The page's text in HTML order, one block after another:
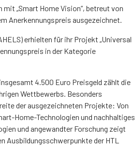
„Smart Home Vision“, betreut von
Anerkennungspreis ausgezeichnet.
erhielten für ihr Projekt „Universal
in der Kategorie
4.500 Euro Preisgeld zählt die
Wettbewerbs. Besonders
der ausgezeichneten Projekte: Von
Home-Technologien und nachhaltiges
und angewandter Forschung zeigt
Ausbildungsschwerpunkte der HTL